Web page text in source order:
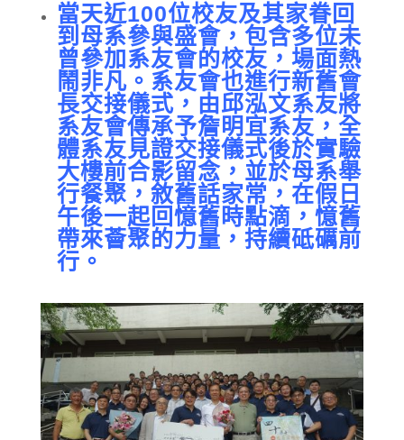
當天近100位校友及其家眷回
到母系參與盛會，包含多位未
曾參加系友會的校友，場面熱
鬧非凡。系友會也進行新舊會
長交接儀式，由邱泓文系友將
系友會傳承予詹明宜系友，全
體系友見證交接儀式後於實驗
大樓前合影留念，並於母系舉
行餐聚，敘舊話家常，在假日
午後一起回憶舊時點滴，憶舊
帶來薈聚的力量，持續砥礪前
行。